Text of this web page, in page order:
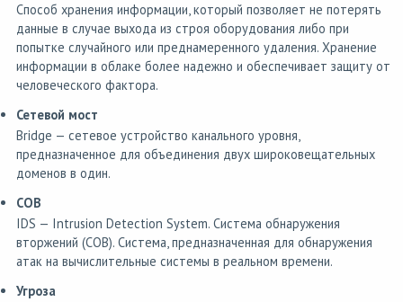
Способ хранения информации, который позволяет не потерять
данные в случае выхода из строя оборудования либо при
попытке случайного или преднамеренного удаления. Хранение
информации в облаке более надежно и обеспечивает защиту от
человеческого фактора.
Сетевой мост
Bridge — сетевое устройство канального уровня,
предназначенное для объединения двух широковещательных
доменов в один.
СОВ
IDS — Intrusion Detection System. Система обнаружения
вторжений (СОВ). Система, предназначенная для обнаружения
атак на вычислительные системы в реальном времени.
Угроза